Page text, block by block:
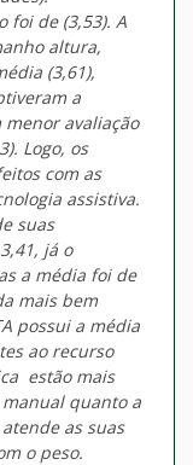
foi de (3,53). A
altura,
(3,61),
a
menor avaliação
Logo, os
com as
assistiva.
suas
já o
a média foi de
mais bem
possui a média
ao recurso
estão mais
quanto a
as suas
o peso.